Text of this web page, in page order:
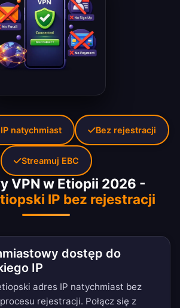
VPN w Etiopii 2026 -
IP bez rejestracji
dostęp do
IP
adres IP natychmiast bez
rejestracji. Połącz się z
natychmiast Bez rejestracji
Streamuj EBC